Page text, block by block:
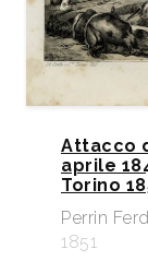
Attacco
aprile
Torino
Perrin
1851